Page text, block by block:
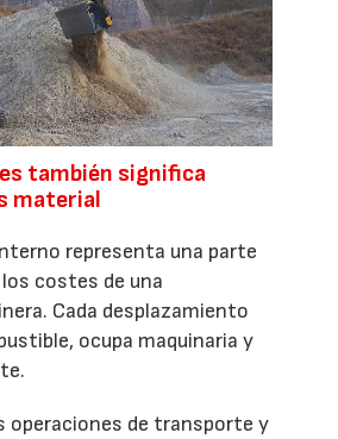
también significa
material
representa una parte
costes de una
Cada desplazamiento
ocupa maquinaria y
operaciones de transporte y